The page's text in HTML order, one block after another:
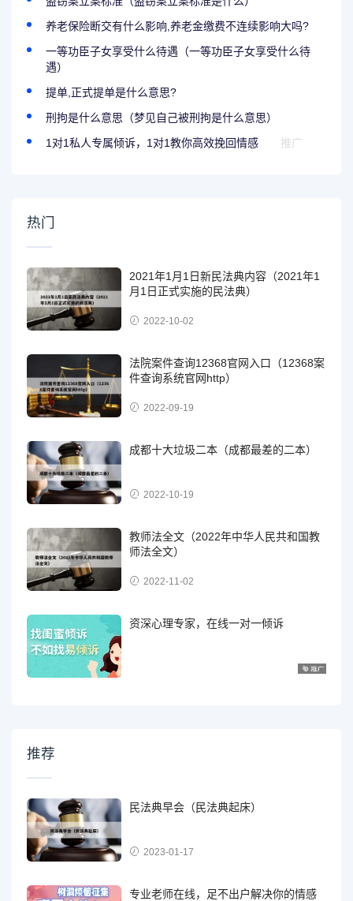
养老保险断交有什么影响,养老金缴费不连续影响大吗?
一等功臣子女享受什么待遇（一等功臣子女享受什么待
遇）
提单,正式提单是什么意思?
刑拘是什么意思（梦见自己被刑拘是什么意思）
1对1私人专属倾诉，1对1教你高效挽回情感
推广
热门
2021年1月1日新民法典内容（2021年1
月1日正式实施的民法典）
2022-10-02
法院案件查询12368官网入口（12368案
件查询系统官网http）
2022-09-19
成都十大垃圾二本（成都最差的二本）
2022-10-19
教师法全文（2022年中华人民共和国教
师法全文）
2022-11-02
资深心理专家，在线一对一倾诉
推荐
民法典早会（民法典起床）
2023-01-17
专业老师在线，足不出户解决你的情感